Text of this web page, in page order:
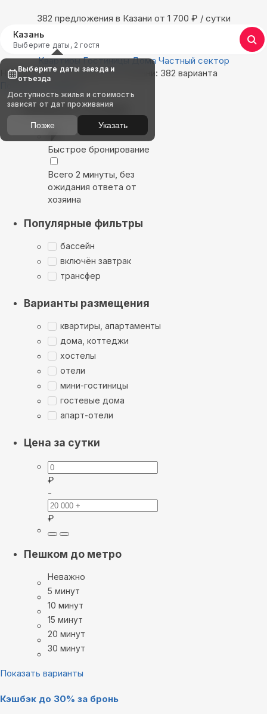
382 предложения в Казани oт 1 700 ₽ / сутки
Казань
Выберите даты, 2 гостя
Квартиры Гостиницы Дома Частный сектор
Найдём, где остановиться в Казани: 382 варианта
Показать на карте
Выбирайте лучшее
Быстрое бронирование
Всего 2 минуты, без
ожидания ответа от
хозяина
Популярные фильтры
бассейн
включён завтрак
трансфер
Варианты размещения
квартиры, апартаменты
дома, коттеджи
хостелы
отели
мини-гостиницы
гостевые дома
апарт-отели
Цена за сутки
₽
-
₽
Пешком до метро
Неважно
5 минут
10 минут
15 минут
20 минут
30 минут
Показать варианты
Кэшбэк до 30% за бронь
Выберите даты заезда и
отъезда
Доступность жилья и стоимость
зависят от дат проживания
Позже Указать